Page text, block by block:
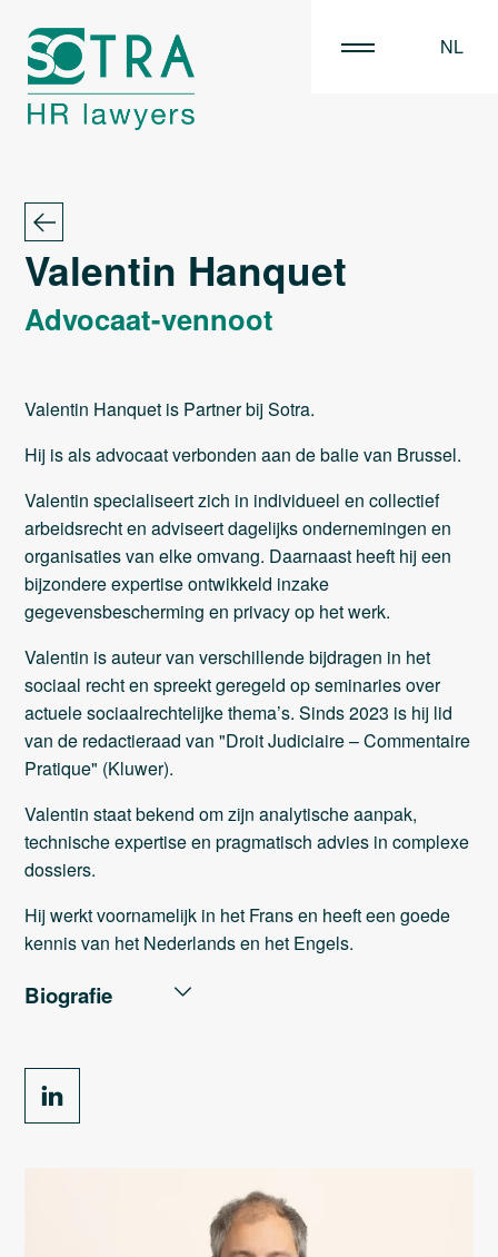
NL
Valentin Hanquet
Advocaat-vennoot
Valentin Hanquet is Partner bij Sotra.
Hij is als advocaat verbonden aan de balie van Brussel.
Valentin specialiseert zich in individueel en collectief
arbeidsrecht en adviseert dagelijks ondernemingen en
organisaties van elke omvang. Daarnaast heeft hij een
bijzondere expertise ontwikkeld inzake
gegevensbescherming en privacy op het werk.
Valentin is auteur van verschillende bijdragen in het
sociaal recht en spreekt geregeld op seminaries over
actuele sociaalrechtelijke thema’s. Sinds 2023 is hij lid
van de redactieraad van "Droit Judiciaire – Commentaire
Pratique" (Kluwer).
Valentin staat bekend om zijn analytische aanpak,
technische expertise en pragmatisch advies in complexe
dossiers.
Hij werkt voornamelijk in het Frans en heeft een goede
kennis van het Nederlands en het Engels.
Biografie
Sotra : Vennoot (2021–...)
ACADEMISCHE LOOPBAAN